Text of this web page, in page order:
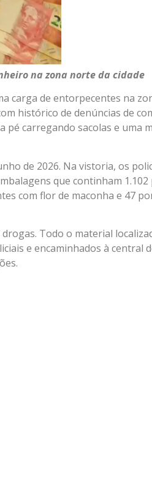
na zona norte da cidade
carga de entorpecentes na
histórico de denúncias de
carregando sacolas e uma
de 2026. Na vistoria, os
que continham 1.102
com flor de maconha e 47
Todo o material
e encaminhados à central